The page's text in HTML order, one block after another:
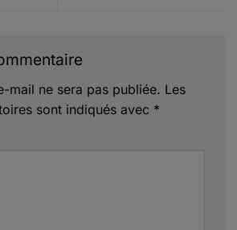
mail ne sera pas publiée. Les
sont indiqués avec *